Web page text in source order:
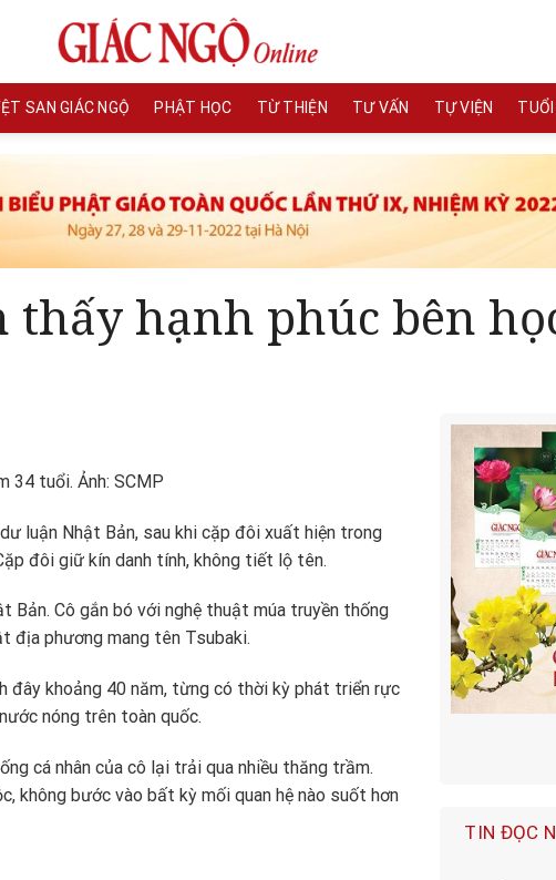
SAN GIÁC NGỘ PHẬT HỌC TỪ THIỆN TƯ VẤN TỰ VIỆN
thấy hạnh phúc bên
34 tuổi. Ảnh: SCMP
luận Nhật Bản, sau khi cặp đôi xuất hiện trong
đôi giữ kín danh tính, không tiết lộ tên.
Bản. Cô gắn bó với nghệ thuật múa truyền thống
địa phương mang tên Tsubaki.
đây khoảng 40 năm, từng có thời kỳ phát triển rực
nóng trên toàn quốc.
cá nhân của cô lại trải qua nhiều thăng trầm.
không bước vào bất kỳ mối quan hệ nào suốt hơn
TIN ĐỌC